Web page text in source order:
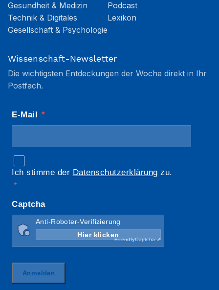
Gesundheit & Medizin
Technik & Digitales
Gesellschaft & Psychologie
Podcast
Lexikon
Wissenschaft-Newsletter
Die wichtigsten Entdeckungen der Woche direkt in Ihr
Postfach.